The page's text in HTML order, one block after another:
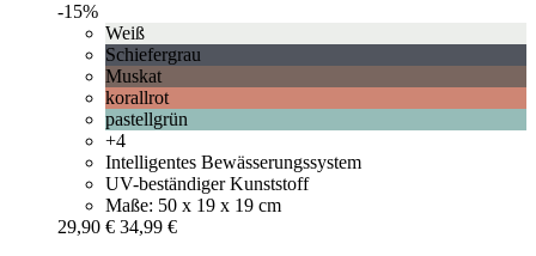
-15%
Weiß
Schiefergrau
Muskat
korallrot
pastellgrün
+4
Intelligentes Bewässerungssystem
UV-beständiger Kunststoff
Maße: 50 x 19 x 19 cm
29,90 € 34,99 €